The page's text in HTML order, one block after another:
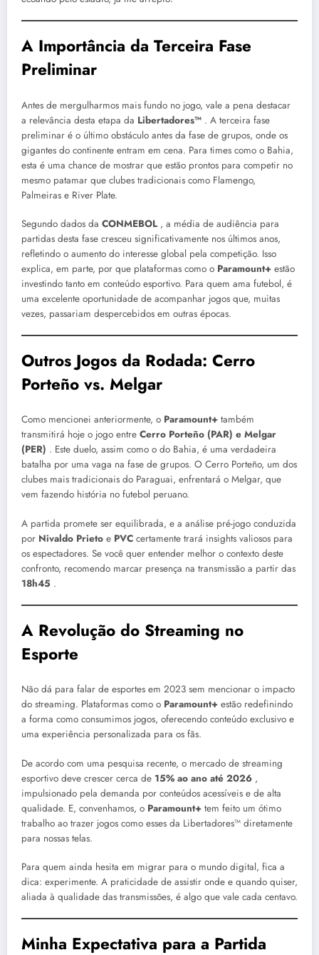
A Importância da Terceira Fase
Preliminar
Antes de mergulharmos mais fundo no jogo, vale a pena destacar
a relevância desta etapa da Libertadores™ . A terceira fase
preliminar é o último obstáculo antes da fase de grupos, onde os
gigantes do continente entram em cena. Para times como o Bahia,
esta é uma chance de mostrar que estão prontos para competir no
mesmo patamar que clubes tradicionais como Flamengo,
Palmeiras e River Plate.
Segundo dados da CONMEBOL , a média de audiência para
partidas desta fase cresceu significativamente nos últimos anos,
refletindo o aumento do interesse global pela competição. Isso
explica, em parte, por que plataformas como o Paramount+ estão
investindo tanto em conteúdo esportivo. Para quem ama futebol, é
uma excelente oportunidade de acompanhar jogos que, muitas
vezes, passariam despercebidos em outras épocas.
Outros Jogos da Rodada: Cerro
Porteño vs. Melgar
Como mencionei anteriormente, o Paramount+ também
transmitirá hoje o jogo entre Cerro Porteño (PAR) e Melgar
(PER) . Este duelo, assim como o do Bahia, é uma verdadeira
batalha por uma vaga na fase de grupos. O Cerro Porteño, um dos
clubes mais tradicionais do Paraguai, enfrentará o Melgar, que
vem fazendo história no futebol peruano.
A partida promete ser equilibrada, e a análise pré-jogo conduzida
por Nivaldo Prieto e PVC certamente trará insights valiosos para
os espectadores. Se você quer entender melhor o contexto deste
confronto, recomendo marcar presença na transmissão a partir das
18h45 .
A Revolução do Streaming no
Esporte
Não dá para falar de esportes em 2023 sem mencionar o impacto
do streaming. Plataformas como o Paramount+ estão redefinindo
a forma como consumimos jogos, oferecendo conteúdo exclusivo e
uma experiência personalizada para os fãs.
De acordo com uma pesquisa recente, o mercado de streaming
esportivo deve crescer cerca de 15% ao ano até 2026 ,
impulsionado pela demanda por conteúdos acessíveis e de alta
qualidade. E, convenhamos, o Paramount+ tem feito um ótimo
trabalho ao trazer jogos como esses da Libertadores™ diretamente
para nossas telas.
Para quem ainda hesita em migrar para o mundo digital, fica a
dica: experimente. A praticidade de assistir onde e quando quiser,
aliada à qualidade das transmissões, é algo que vale cada centavo.
Minha Expectativa para a Partida